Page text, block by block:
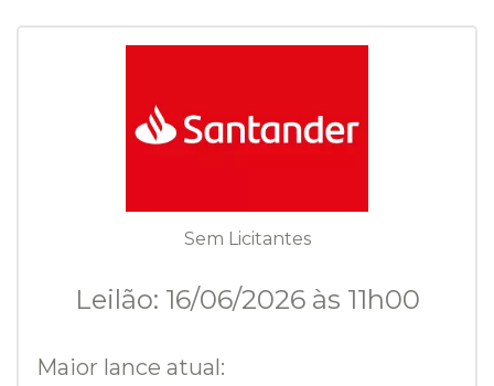
Sem Licitantes
Leilão: 16/06/2026 às 11h00
Maior lance atual: